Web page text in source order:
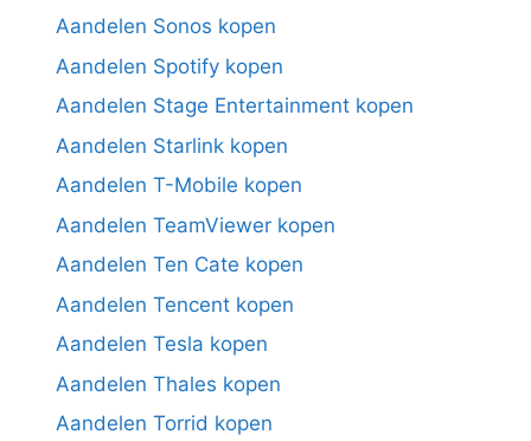
Aandelen Sonos kopen
Aandelen Spotify kopen
Aandelen Stage Entertainment kopen
Aandelen Starlink kopen
Aandelen T-Mobile kopen
Aandelen TeamViewer kopen
Aandelen Ten Cate kopen
Aandelen Tencent kopen
Aandelen Tesla kopen
Aandelen Thales kopen
Aandelen Torrid kopen